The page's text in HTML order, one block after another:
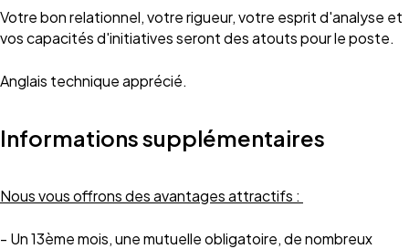
Votre bon relationnel, votre rigueur, votre esprit d'analyse et
vos capacités d'initiatives seront des atouts pour le poste.
Anglais technique apprécié.
Informations supplémentaires
Nous vous offrons des avantages attractifs :
- Un 13ème mois, une mutuelle obligatoire, de nombreux